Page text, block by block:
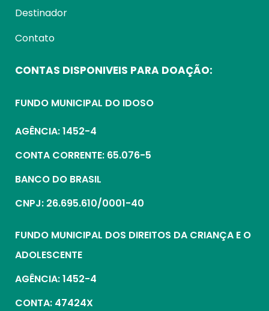
Destinador
Contato
CONTAS DISPONIVEIS PARA DOAÇÃO:
FUNDO MUNICIPAL DO IDOSO
AGÊNCIA: 1452-4
CONTA CORRENTE: 65.076-5
BANCO DO BRASIL
CNPJ: 26.695.610/0001-40
FUNDO MUNICIPAL DOS DIREITOS DA CRIANÇA E O
ADOLESCENTE
AGÊNCIA: 1452-4
CONTA: 47424X